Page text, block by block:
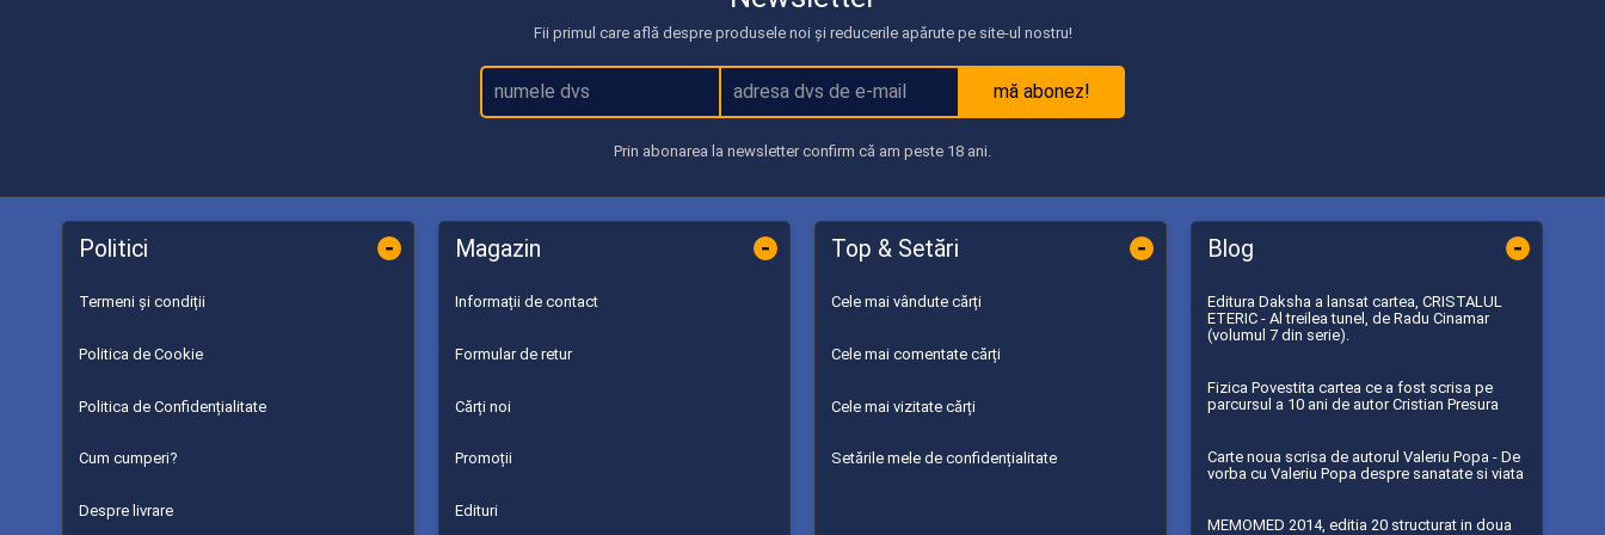
Fii primul care află despre produsele noi și reducerile apărute pe site-ul nostru!
mă abonez!
Prin abonarea la newsletter confirm că am peste 18 ani.
Politici -
Termeni și condiții
Politica de Cookie
Politica de Confidențialitate
Cum cumperi?
Despre livrare
Magazin -
Informații de contact
Formular de retur
Cărți noi
Promoții
Edituri
Top & Setări -
Cele mai vândute cărți
Cele mai comentate cărți
Cele mai vizitate cărți
Setările mele de confidențialitate
Blog -
Editura Daksha a lansat cartea, CRISTALUL
ETERIC - Al treilea tunel, de Radu Cinamar
(volumul 7 din serie).
Fizica Povestita cartea ce a fost scrisa pe
parcursul a 10 ani de autor Cristian Presura
Carte noua scrisa de autorul Valeriu Popa - De
vorba cu Valeriu Popa despre sanatate si viata
MEMOMED 2014, editia 20 structurat in doua